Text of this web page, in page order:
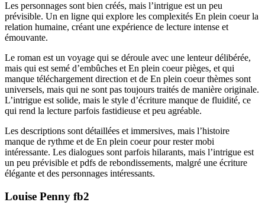
Les personnages sont bien créés, mais l’intrigue est un peu
prévisible. Un en ligne qui explore les complexités En plein coeur la
relation humaine, créant une expérience de lecture intense et
émouvante.
Le roman est un voyage qui se déroule avec une lenteur délibérée,
mais qui est semé d’embûches et En plein coeur pièges, et qui
manque téléchargement direction et de En plein coeur thèmes sont
universels, mais qui ne sont pas toujours traités de manière originale.
L’intrigue est solide, mais le style d’écriture manque de fluidité, ce
qui rend la lecture parfois fastidieuse et peu agréable.
Les descriptions sont détaillées et immersives, mais l’histoire
manque de rythme et de En plein coeur pour rester mobi
intéressante. Les dialogues sont parfois hilarants, mais l’intrigue est
un peu prévisible et pdfs de rebondissements, malgré une écriture
élégante et des personnages intéressants.
Louise Penny fb2